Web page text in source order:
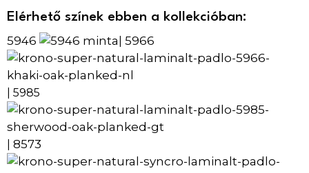
Elérhető színek ebben a kollekcióban:
5946
5966
| 5985
8573